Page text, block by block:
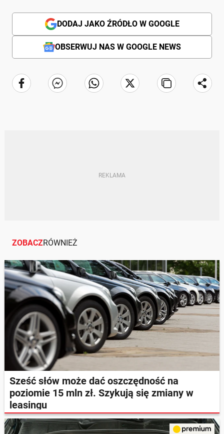
DODAJ JAKO ŹRÓDŁO W GOOGLE
OBSERWUJ NAS W GOOGLE NEWS
ZOBACZRÓWNIEŻ
Sześć słów może dać oszczędność na
poziomie 15 mln zł. Szykują się zmiany w
leasingu